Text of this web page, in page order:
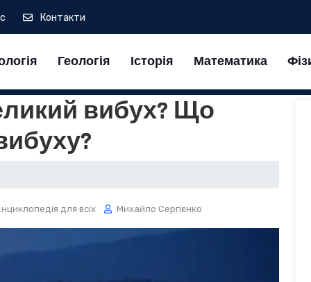
Контакти
Геологія Історія Математика
вибух? Що
для всіх Михайло Сергієнко